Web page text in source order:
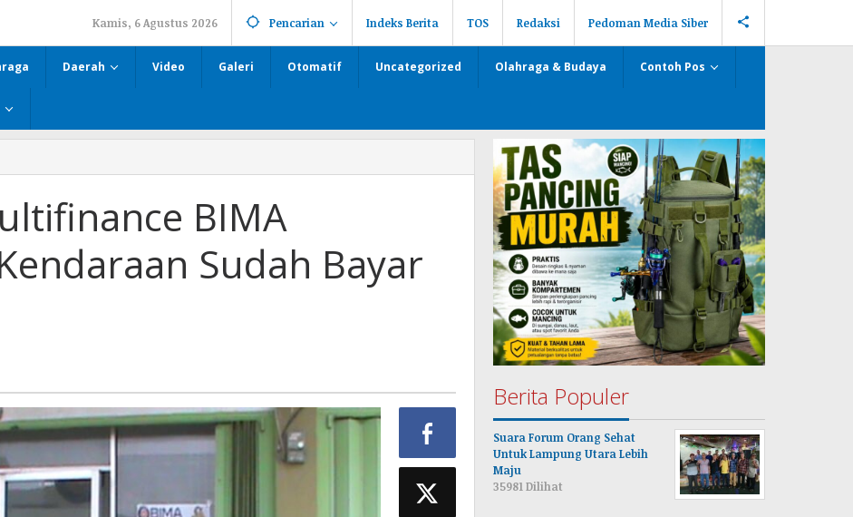
Kamis, 6 Agustus 2026 Pencarian Indeks Berita TOS Redaksi Pedoman Media Siber
Daerah Video Galeri Otomatif Uncategorized Olahraga & Budaya Contoh Pos
BIMA
Sudah Bayar
Berita Populer
Suara Forum Orang Sehat
Untuk Lampung Utara Lebih
Maju
35981 Dilihat